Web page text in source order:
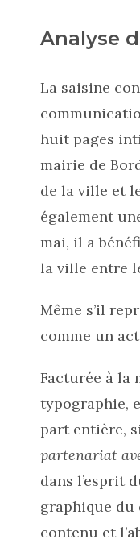
Analyse
La saisine
huit pages
mairie de
de la ville et
également
mai, il a
la ville entre
Même s’il
comme un
Facturée à la
typographie,
part entière,
partenariat
dans l’esprit
graphique du
contenu et